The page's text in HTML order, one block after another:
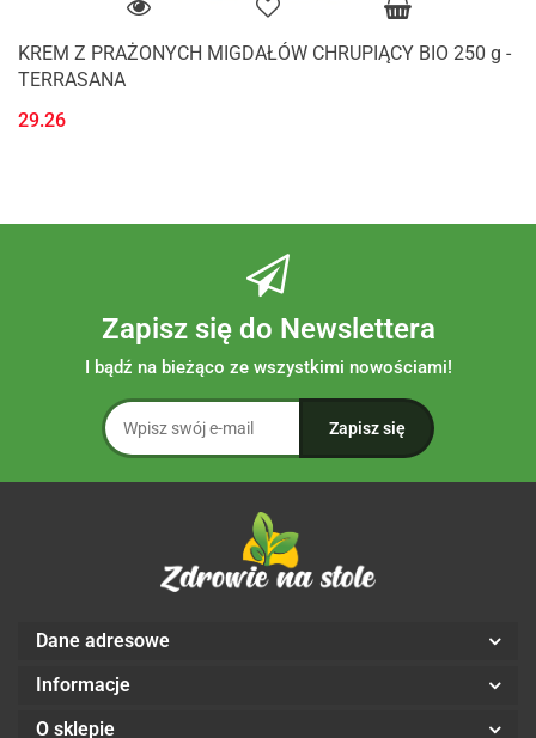
KREM Z PRAŻONYCH MIGDAŁÓW CHRUPIĄCY BIO 250 g -
TERRASANA
29.26
Zapisz się do Newslettera
I bądź na bieżąco ze wszystkimi nowościami!
Dane adresowe
Informacje
O sklepie